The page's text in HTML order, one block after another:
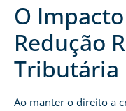
O
Redução
Tributária
Ao manter o direito a